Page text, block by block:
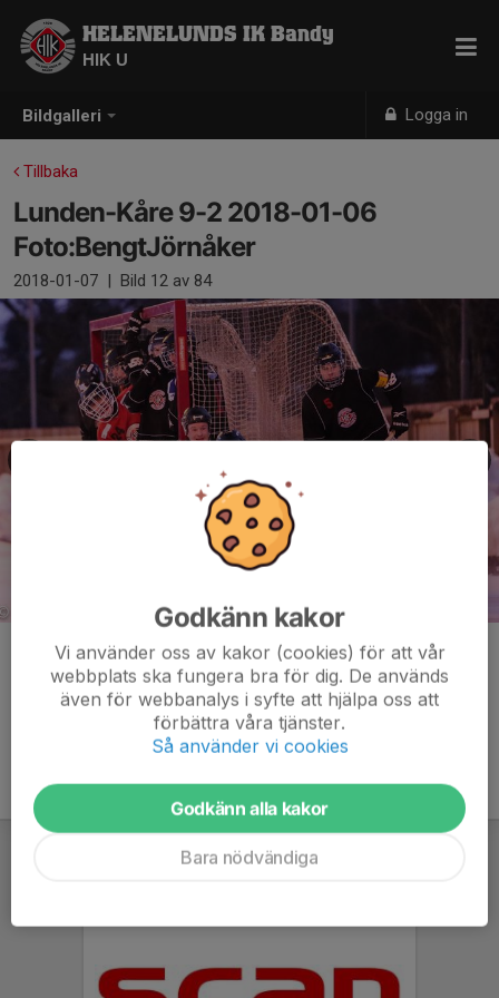
Bildgalleri Logga in
HELENELUNDS IK Bandy
HIK U
Tillbaka
Lunden-Kåre 9-2 2018-01-06
Foto:BengtJörnåker
2018-01-07 | Bild 12 av 84
Kommentarer
Godkänn kakor
Vi använder oss av kakor (cookies) för att vår
webbplats ska fungera bra för dig. De används
även för webbanalys i syfte att hjälpa oss att
förbättra våra tjänster.
Så använder vi cookies
Godkänn alla kakor
Bara nödvändiga